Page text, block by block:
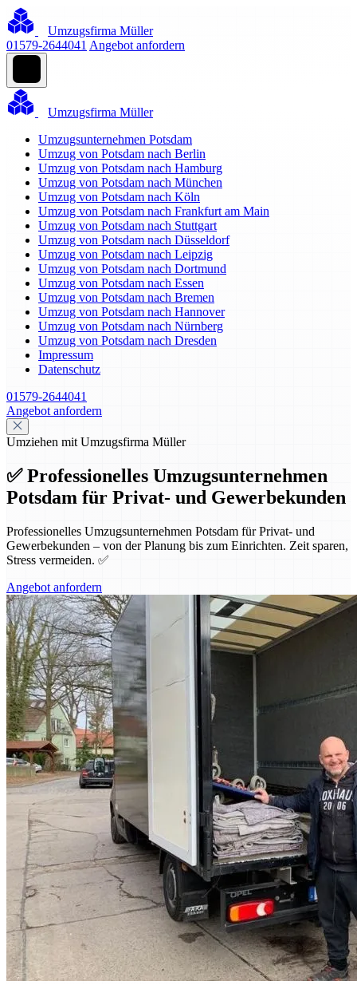
Umzugsfirma Müller
01579-2644041 Angebot anfordern
Umzugsfirma Müller
Umzugsunternehmen Potsdam
Umzug von Potsdam nach Berlin
Umzug von Potsdam nach Hamburg
Umzug von Potsdam nach München
Umzug von Potsdam nach Köln
Umzug von Potsdam nach Frankfurt am Main
Umzug von Potsdam nach Stuttgart
Umzug von Potsdam nach Düsseldorf
Umzug von Potsdam nach Leipzig
Umzug von Potsdam nach Dortmund
Umzug von Potsdam nach Essen
Umzug von Potsdam nach Bremen
Umzug von Potsdam nach Hannover
Umzug von Potsdam nach Nürnberg
Umzug von Potsdam nach Dresden
Impressum
Datenschutz
01579-2644041
Angebot anfordern
Umziehen mit Umzugsfirma Müller
✅ Professionelles Umzugsunternehmen
Potsdam für Privat- und Gewerbekunden
Professionelles Umzugsunternehmen Potsdam für Privat- und
Gewerbekunden – von der Planung bis zum Einrichten. Zeit sparen,
Stress vermeiden. ✅
Angebot anfordern